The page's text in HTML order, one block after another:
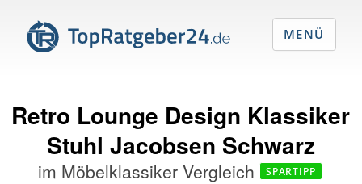
Retro Lounge Design Klassiker
Stuhl Jacobsen Schwarz
im Möbelklassiker Vergleich SPARTIPP
MENÜ